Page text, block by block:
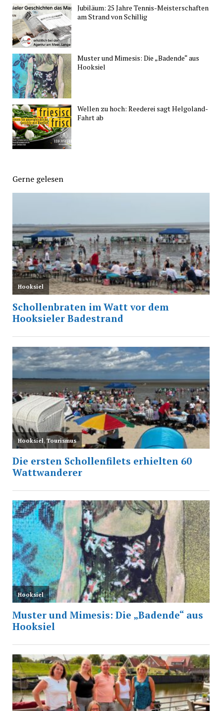
Jubiläum: 25 Jahre Tennis-Meisterschaften
am Strand von Schillig
Muster und Mimesis: Die „Badende“ aus
Hooksiel
Wellen zu hoch: Reederei sagt Helgoland-
Fahrt ab
Gerne gelesen